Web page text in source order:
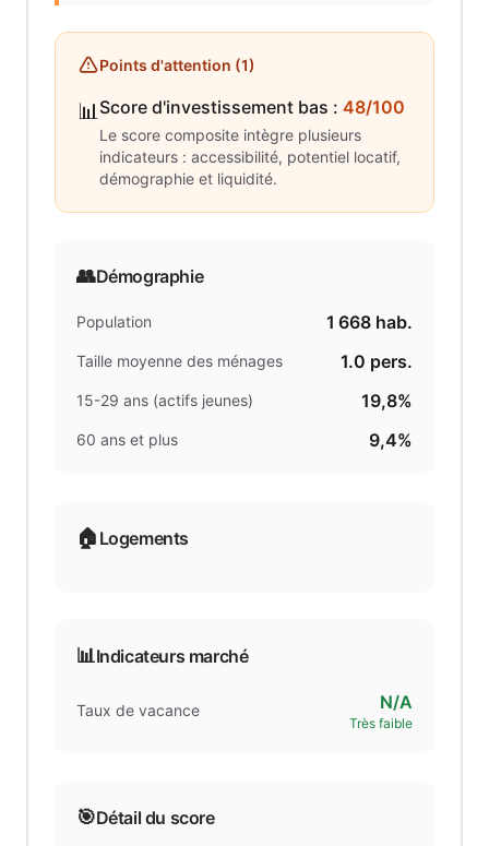
Points d'attention (1)
📊Score d'investissement bas : 48/100
Le score composite intègre plusieurs
indicateurs : accessibilité, potentiel locatif,
démographie et liquidité.
👥Démographie
Population 1 668 hab.
Taille moyenne des ménages 1.0 pers.
15-29 ans (actifs jeunes) 19,8%
60 ans et plus 9,4%
🏠 Logements
📊Indicateurs marché
Taux de vacance N/A
Très faible
🎯Détail du score